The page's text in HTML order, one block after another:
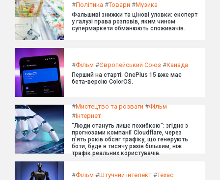
#Політика #Товари #Музика
Фальшиві знижки та цінові уловки: експерт
у галузі права розповів, яким чином
супермаркети обманюють споживачів.
#Фільм #Європейський Союз #Канада
Перший на старті: OnePlus 15 вже має
бета-версію ColorOS.
#Мистецтво та розваги #Фільм
#Інтернет
"Люди стануть лише похибкою": згідно з
прогнозами компанії Cloudflare, через
п'ять років обсяг трафіку, що генерують
боти, буде в тисячу разів більшим, ніж
трафік реальних користувачів.
#Фільм #Штучний інтелект #Техас